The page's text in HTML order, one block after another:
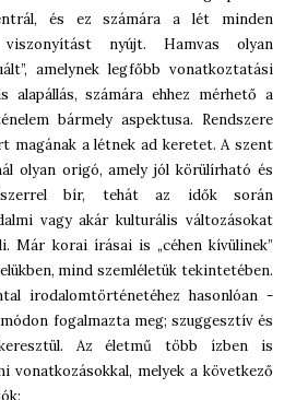
és ez számára a lét minden
viszonyítást nyújt. Hamvas olyan
amelynek legfőbb vonatkoztatási
alapállás, számára ehhez mérhető a
bármely aspektusa. Rendszere
magának a létnek ad keretet. A szent
olyan origó, amely jól körülírható és
bír, tehát az idők során
vagy akár kulturális változásokat
Már korai írásai is „céhen kívülinek”
mind szemléletük tekintetében.
irodalomtörténetéhez hasonlóan -
fogalmazta meg; szuggesztív és
Az életmű több ízben is
vonatkozásokkal, melyek a következő